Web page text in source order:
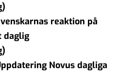
reaktion på
daglig
Novus dagliga